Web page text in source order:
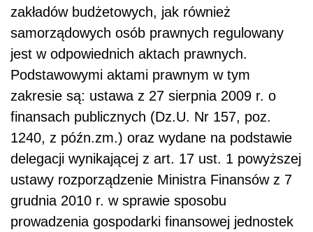
zakładów budżetowych, jak również
samorządowych osób prawnych regulowany
jest w odpowiednich aktach prawnych.
Podstawowymi aktami prawnym w tym
zakresie są: ustawa z 27 sierpnia 2009 r. o
finansach publicznych (Dz.U. Nr 157, poz.
1240, z późn.zm.) oraz wydane na podstawie
delegacji wynikającej z art. 17 ust. 1 powyższej
ustawy rozporządzenie Ministra Finansów z 7
grudnia 2010 r. w sprawie sposobu
prowadzenia gospodarki finansowej jednostek